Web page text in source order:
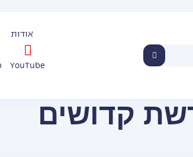
אודות
YouTube
קדושים